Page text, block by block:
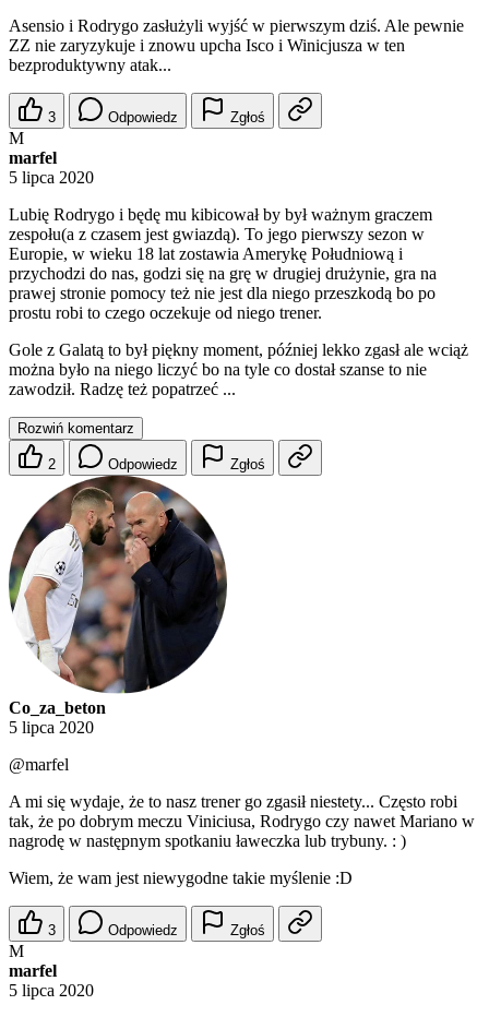
Asensio i Rodrygo zasłużyli wyjść w pierwszym dziś. Ale pewnie
ZZ nie zaryzykuje i znowu upcha Isco i Winicjusza w ten
bezproduktywny atak...
3 Odpowiedz Zgłoś
M
marfel
5 lipca 2020
Lubię Rodrygo i będę mu kibicował by był ważnym graczem
zespołu(a z czasem jest gwiazdą). To jego pierwszy sezon w
Europie, w wieku 18 lat zostawia Amerykę Południową i
przychodzi do nas, godzi się na grę w drugiej drużynie, gra na
prawej stronie pomocy też nie jest dla niego przeszkodą bo po
prostu robi to czego oczekuje od niego trener.
Gole z Galatą to był piękny moment, później lekko zgasł ale wciąż
można było na niego liczyć bo na tyle co dostał szanse to nie
zawodził. Radzę też popatrzeć ...
Rozwiń komentarz
2 Odpowiedz Zgłoś
Co_za_beton
5 lipca 2020
@marfel
A mi się wydaje, że to nasz trener go zgasił niestety... Często robi
tak, że po dobrym meczu Viniciusa, Rodrygo czy nawet Mariano w
nagrodę w następnym spotkaniu ławeczka lub trybuny. : )
Wiem, że wam jest niewygodne takie myślenie :D
3 Odpowiedz Zgłoś
M
marfel
5 lipca 2020